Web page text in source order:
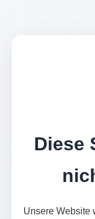
Diese
Unsere Website